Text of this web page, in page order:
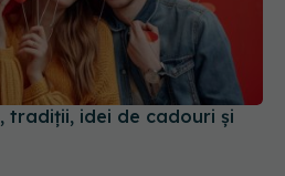
tradiții, idei de cadouri și